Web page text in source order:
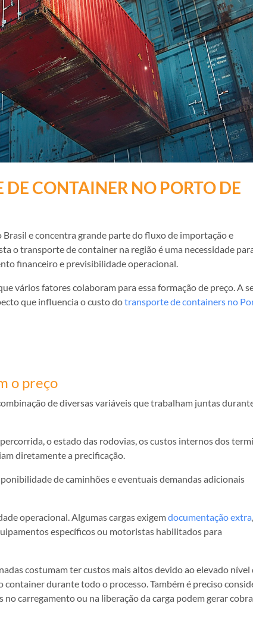
DE CONTAINER NO PORTO DE
e concentra grande parte do fluxo de importação e
o transporte de container na região é uma necessidade
financeiro e previsibilidade operacional.
vários fatores colaboram para essa formação de preço. A
que influencia o custo dotransporte de containers no
o preço
de diversas variáveis que trabalham juntas
o estado das rodovias, os custos internos dos
diretamente a precificação.
de caminhões e eventuais demandas adicionais
operacional. Algumas cargas exigemdocumentação extra
específicos ou motoristas habilitados para
costumam ter custos mais altos devido ao elevado nível
durante todo o processo. Também é preciso
carregamento ou na liberação da carga podem gerar